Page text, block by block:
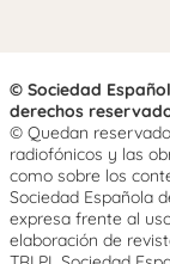
© Sociedad
derechos
© Quedan
radiofónicos y las
como sobre los
Sociedad Española
expresa frente al
elaboración de